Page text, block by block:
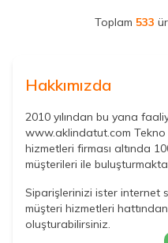
Toplam 533
Hakkımızda
2010 yılından bu yana
www.aklindatut.com
hizmetleri firması altında
müşterileri ile
Siparişlerinizi ister internet
müşteri hizmetleri
oluşturabilirsiniz.